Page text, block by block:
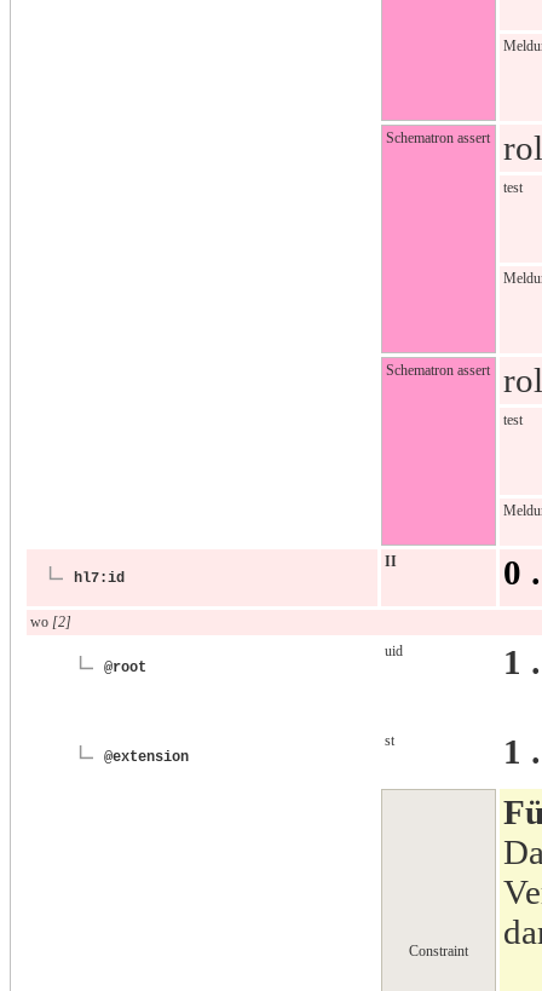
Schematron assert
test
Schematron assert
test
hl7:id
II 0
wo [2]
@root
uid 1
@extension
st 1
Constraint